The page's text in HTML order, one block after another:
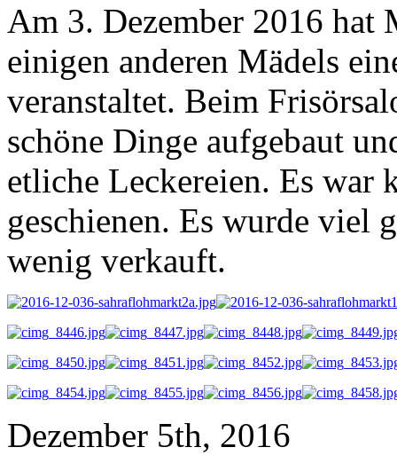
Am 3. Dezember 2016
einigen anderen Mädels
veranstaltet. Beim
schöne Dinge aufgebaut
etliche Leckereien. Es war
geschienen. Es wurde viel
wenig verkauft.
Dezember 5th, 2016